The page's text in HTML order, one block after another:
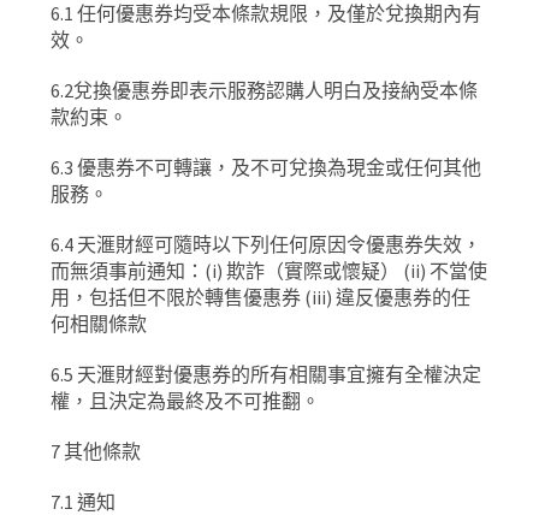
6.1任何優惠券均受本條款規限，及僅於兌換期內有
效。
6.2兌換優惠券即表示服務認購人明白及接納受本條
款約束。
6.3優惠券不可轉讓，及不可兌換為現金或任何其他
服務。
6.4 天滙財經可隨時以下列任何原因令優惠券失效，
而無須事前通知： (i)欺詐（實際或懷疑） (ii) 不當使
用，包括但不限於轉售優惠券 (iii)違反優惠券的任
何相關條款
6.5 天滙財經對優惠券的所有相關事宜擁有全權決定
權，且決定為最終及不可推翻。
7其他條款
7.1通知